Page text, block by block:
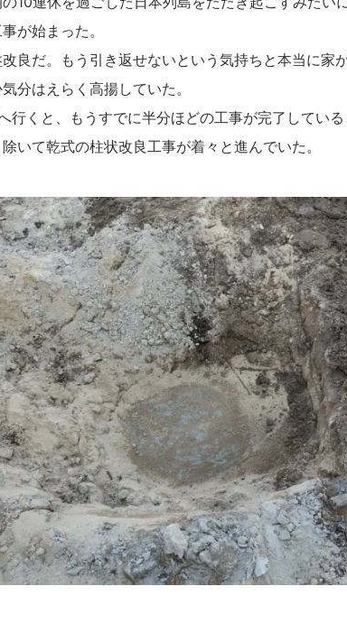
が始まった。
良だ。もう引き返せないという気持ちと本当に家
分はえらく高揚していた。
行くと、もうすでに半分ほどの工事が完了してい
いて乾式の柱状改良工事が着々と進んでいた。